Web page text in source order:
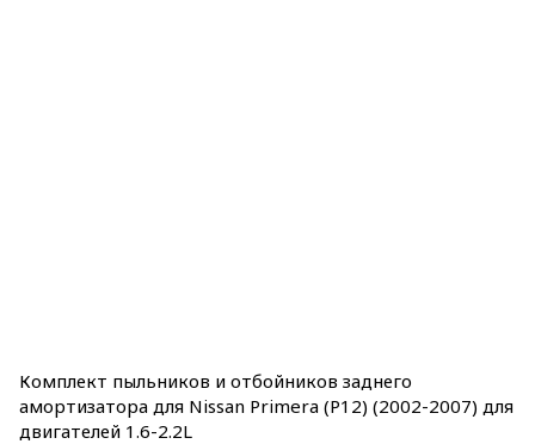
Комплект пыльников и отбойников заднего
амортизатора для Nissan Primera (P12) (2002-2007) для
двигателей 1.6-2.2L